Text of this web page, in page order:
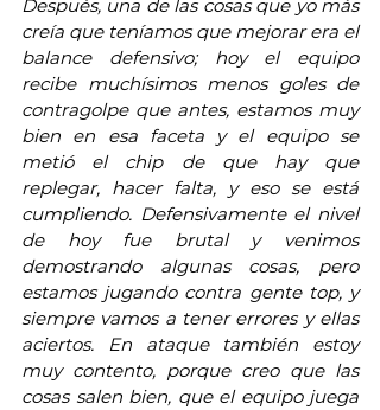
Después, una de las cosas que yo más
creía que teníamos que mejorar era el
balance defensivo; hoy el equipo
recibe muchísimos menos goles de
contragolpe que antes, estamos muy
bien en esa faceta y el equipo se
metió el chip de que hay que
replegar, hacer falta, y eso se está
cumpliendo. Defensivamente el nivel
de hoy fue brutal y venimos
demostrando algunas cosas, pero
estamos jugando contra gente top, y
siempre vamos a tener errores y ellas
aciertos. En ataque también estoy
muy contento, porque creo que las
cosas salen bien, que el equipo juega